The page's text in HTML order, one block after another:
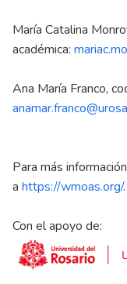
María Catalina
académica:
Ana María Franco,
Para más
a https://wmoas.org/.
Con el apoyo de: